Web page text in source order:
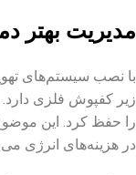
مدیریت بهتر
با نصب سیستم‌های
زیر کفپوش فلزی
را حفظ کرد. این
در هزینه‌های انرژی